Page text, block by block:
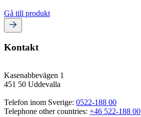
Gå till produkt
Kontakt
Kasenabbevägen 1
451 50 Uddevalla
Telefon inom Sverige: 0522-188 00
Telephone other countries: +46 522-188 00